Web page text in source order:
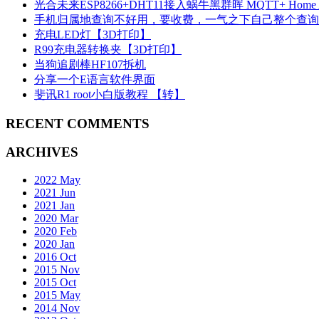
光合未来ESP8266+DHT11接入蜗牛黑群晖 MQTT+ Home
手机归属地查询不好用，要收费，一气之下自己整个查
充电LED灯【3D打印】
R99充电器转换夹【3D打印】
当狗追剧棒HF107拆机
分享一个E语言软件界面
斐讯R1 root小白版教程 【转】
RECENT COMMENTS
ARCHIVES
2022 May
2021 Jun
2021 Jan
2020 Mar
2020 Feb
2020 Jan
2016 Oct
2015 Nov
2015 Oct
2015 May
2014 Nov